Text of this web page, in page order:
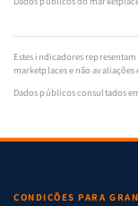
Estes indicadores
marketplaces e não
Dados públicos consultados
CONDIÇÕES PARA